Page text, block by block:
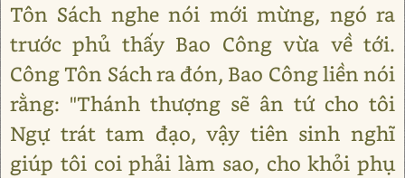
Tôn Sách nghe nói mới mừng, ngó ra
trước phủ thấy Bao Công vừa về tới.
Công Tôn Sách ra đón, Bao Công liền nói
rằng: "Thánh thượng sẽ ân tứ cho tôi
Ngự trát tam đạo, vậy tiên sinh nghĩ
giúp tôi coi phải làm sao, cho khỏi phụ